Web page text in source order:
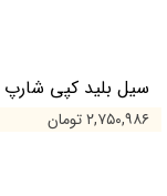
سیل بلید کپی شارپ Sharp AR- 312
۲,۷۵۰,۹۸۶ تومان